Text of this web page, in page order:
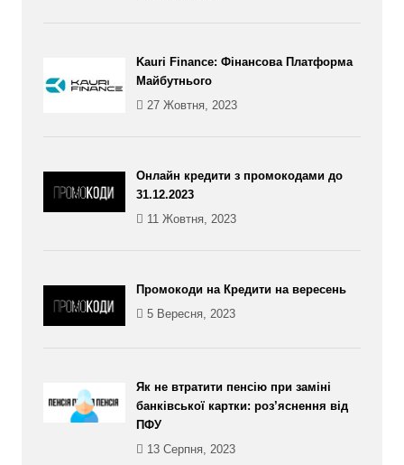
Kauri Finance: Фінансова Платформа
Майбутнього
27 Жовтня, 2023
Онлайн кредити з промокодами до
31.12.2023
11 Жовтня, 2023
Промокоди на Кредити на вересень
5 Вересня, 2023
Як не втратити пенсію при заміні
банківської картки: роз’яснення від
ПФУ
13 Серпня, 2023